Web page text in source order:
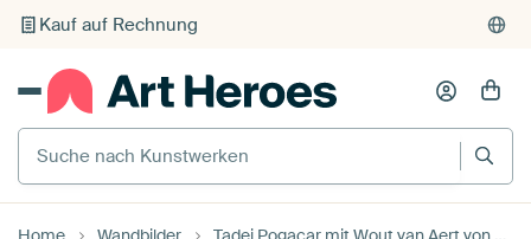
Kauf auf Rechnung
Individueller Druck auf Bestellung
Suche nach Kunstwerken